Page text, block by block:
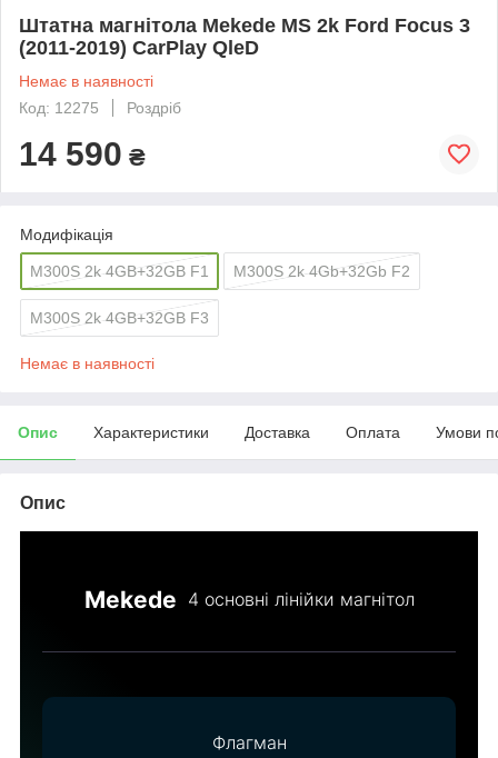
Штатна магнітола Mekede MS 2k Ford Focus 3
(2011-2019) CarPlay QleD
Немає в наявності
Код: 12275
Роздріб
14 590 ₴
Модифікація
M300S 2k 4GB+32GB F1 M300S 2k 4Gb+32Gb F2
M300S 2k 4GB+32GB F3
Немає в наявності
Опис Характеристики Доставка Оплата Умови
Опис
Mekede 4 основні лінійки магнітол
Флагман